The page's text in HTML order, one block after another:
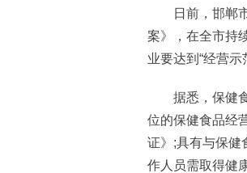
日前，邯郸市
案》，在全市持
业要达到“经营示
据悉，保健食
位的保健食品经
证》;具有与保健
作人员需取得健